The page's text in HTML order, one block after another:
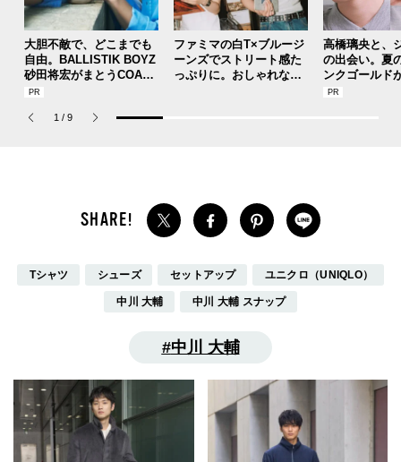
大胆不敵で、どこまでも
自由。BALLISTIK BOYZ
砂田将宏がまとうCOACH
の新作フレグランス「コ
パルファム」
ファミマの白T×ブルージ
ーンズでストリート感た
っぷりに。おしゃれな人
高橋璃央と、
の出会い。夏
ンクゴールド
SUMMER
1 / 9
Tシャツ シューズ セットアップ ユニクロ（UNIQLO）
中川 大輔 中川 大輔 スナップ
中川 大輔